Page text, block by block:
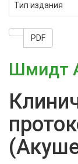
Тип издания
PDF
Шмидт